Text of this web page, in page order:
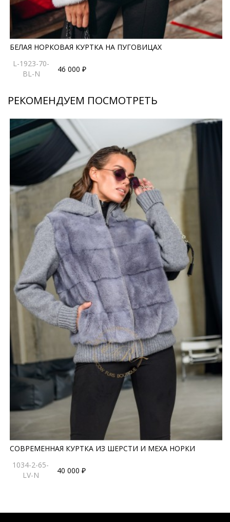
БЕЛАЯ НОРКОВАЯ КУРТКА НА ПУГОВИЦАХ
L-1923-70-
BL-N
46 000 ₽
РЕКОМЕНДУЕМ ПОСМОТРЕТЬ
СОВРЕМЕННАЯ КУРТКА ИЗ ШЕРСТИ И МЕХА НОРКИ
1034-2-65-
LV-N
40 000 ₽